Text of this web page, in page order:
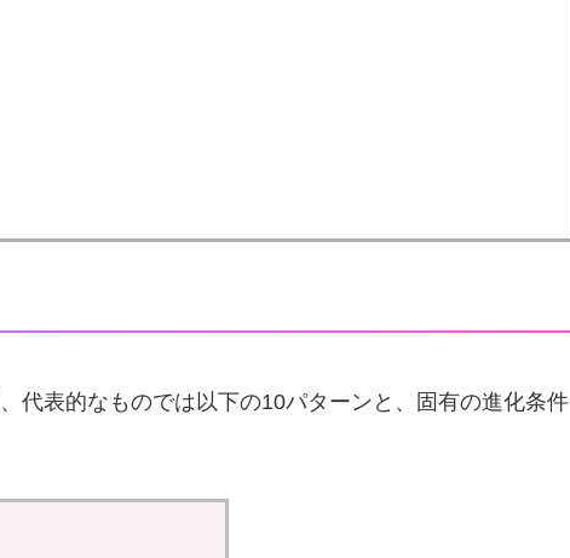
代表的なものでは以下の10パターンと、固有の進化条件